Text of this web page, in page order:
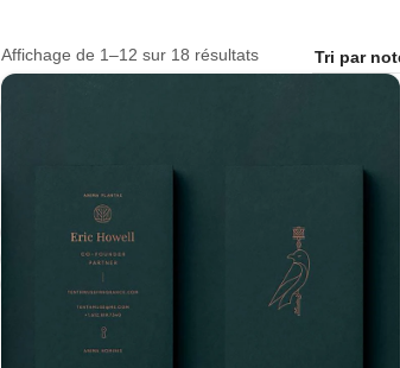
Affichage de 1–12 sur 18 résultats